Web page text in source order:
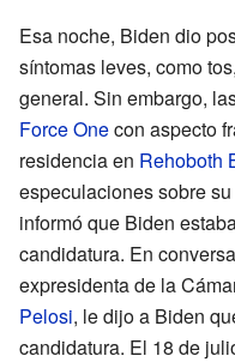
Esa noche, Biden dio
síntomas leves, como
general. Sin embargo,
Force Onecon aspecto
residencia en Rehoboth
especulaciones sobre
informó que Biden
candidatura. En
expresidenta de la
Pelosi, le dijo a Biden
candidatura. El 18 de